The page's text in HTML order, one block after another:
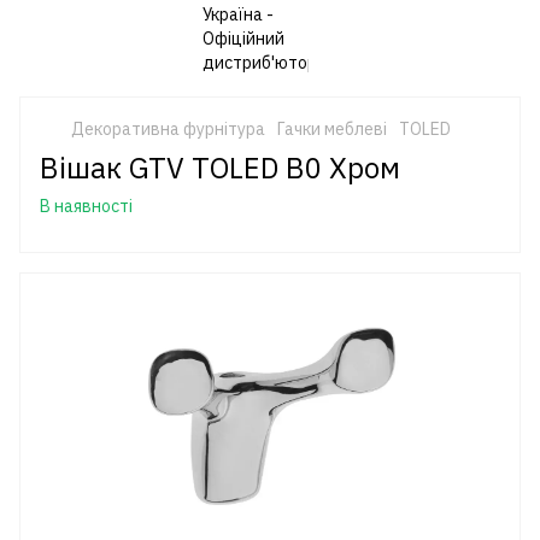
Декоративна фурнітура Гачки меблеві TOLED
Вішак GTV TOLED B0 Хром
В наявності